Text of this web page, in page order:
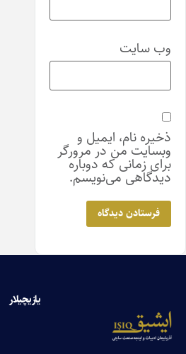
وب‌ سایت
ذخیره نام، ایمیل و
وبسایت من در مرورگر
برای زمانی که دوباره
دیدگاهی می‌نویسم.
یازیچیلار